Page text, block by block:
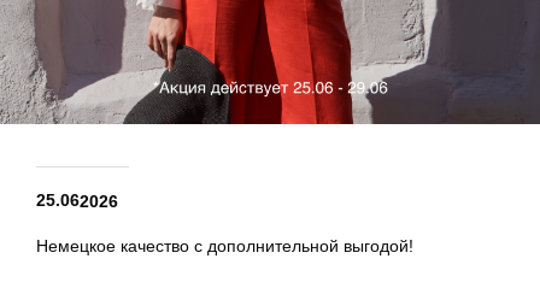
25.062026
Немецкое качество с дополнительной выгодой!